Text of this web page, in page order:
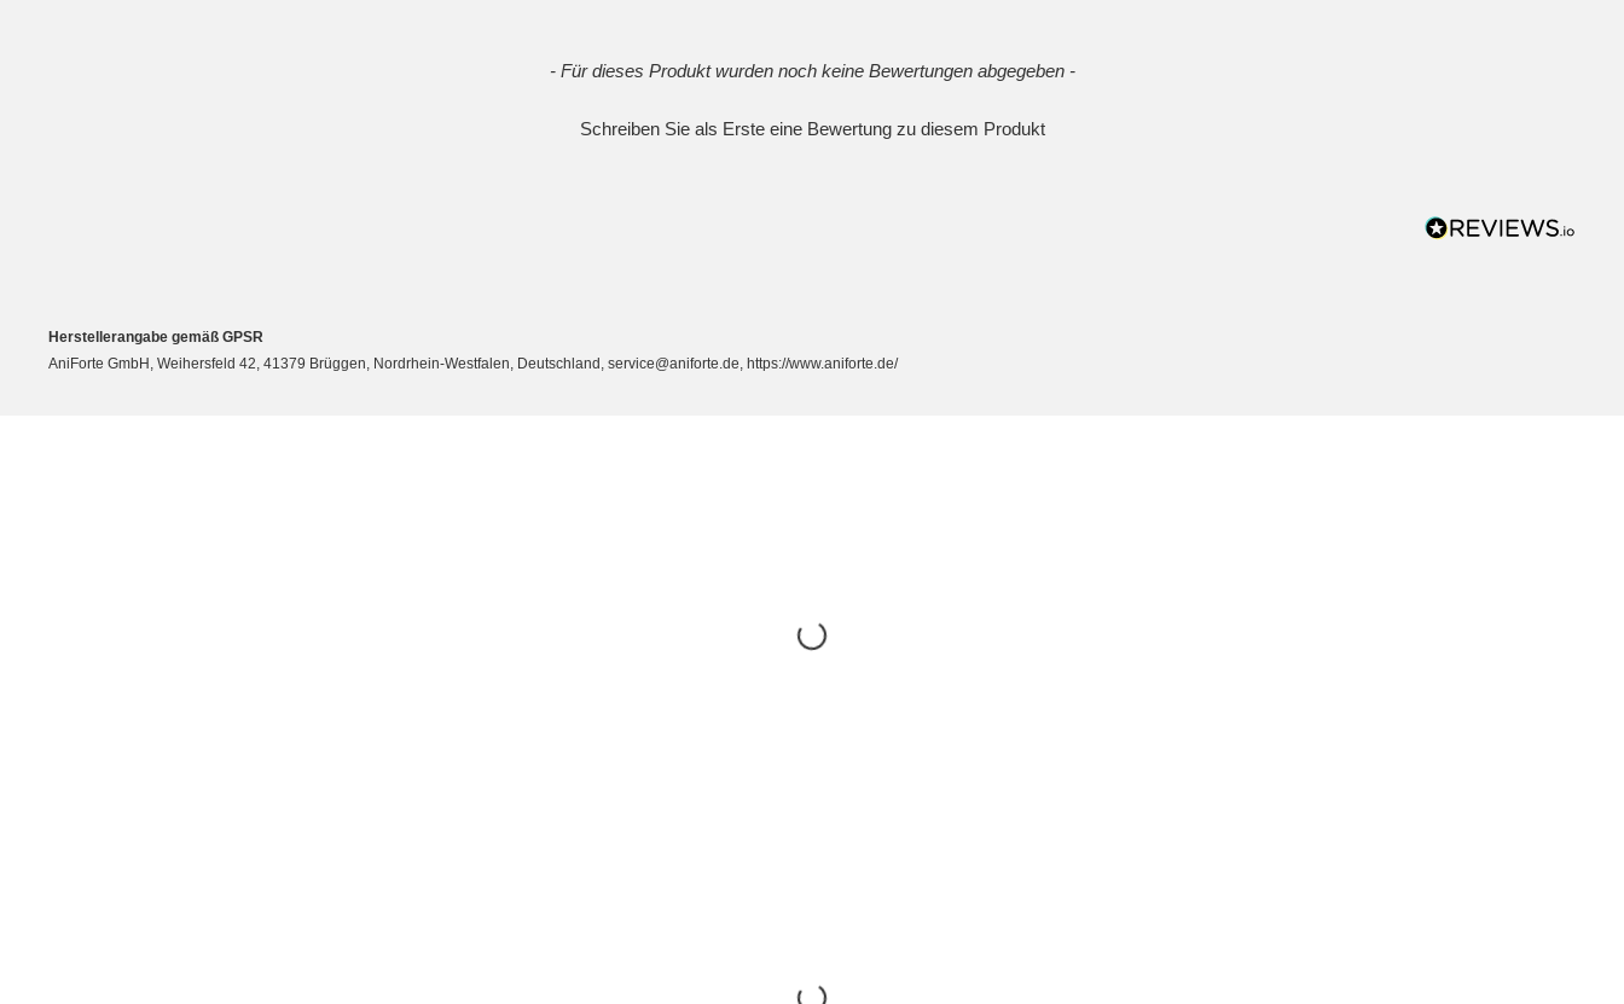
- Für dieses Produkt wurden noch keine Bewertungen abgegeben -
Schreiben Sie als Erste eine Bewertung zu diesem Produkt
Herstellerangabe gemäß GPSR
AniForte GmbH, Weihersfeld 42, 41379 Brüggen, Nordrhein-Westfalen, Deutschland, service@aniforte.de, https://www.aniforte.de/